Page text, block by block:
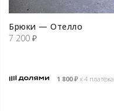
Брюки — Отелло
7 200 ₽
1 800₽х 4 платежа